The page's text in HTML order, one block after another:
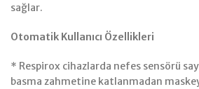
sağlar.
Otomatik Kullanıcı Özellikleri
* Respirox cihazlarda nefes sensörü
basma zahmetine katlanmadan